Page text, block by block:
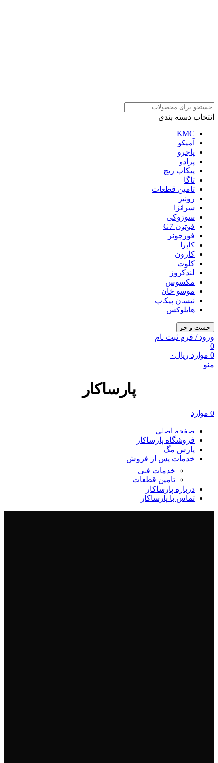
انتخاب دسته بندی
KMC
آمیکو
پاجرو
پرادو
پیکاپ ریچ
تاگا
تامین قطعات
رونیز
سرانزا
سوزوکی
فوتون G7
فورچونر
کاپرا
کارون
کلوت
لندکروز
مکسوس
موسو خان
نیسان پیکاپ
هایلوکس
جست و جو
ورود / فرم ثبت نام
0
0 موارد ریال ۰
منو
پارساکار
0 موارد
صفحه اصلی
فروشگاه پارساکار
پارس مگ
خدمات پس از فروش
خدمات فنی
تامین قطعات
درباره پارساکار
تماس با پارساکار